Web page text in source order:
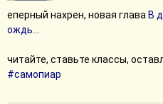
еперный нахрен, новая глава В
ождь...
читайте, ставьте классы,
#самопиар